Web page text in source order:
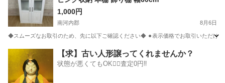
1,000円
南河内郡 8月6日
◆スムーズなお取引のため、先に以下ご確認ください◆ ⚫︎表示価格でお取引いただけ
収納家具
【求】古い人形譲ってくれませんか？
状態が悪くてもOK🙆‍♀️査定0円‼️